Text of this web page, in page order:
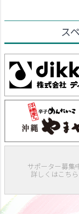
ス
サポーター募集
詳しくはこちら